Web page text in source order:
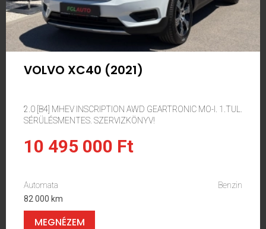
VOLVO XC40 (2021)
2.0 [B4] MHEV INSCRIPTION AWD GEARTRONIC MO-I. 1.TUL.
SÉRÜLÉSMENTES. SZERVIZKÖNYV!
10 495 000 Ft
Automata
Benzin
82 000 km
MEGNÉZEM